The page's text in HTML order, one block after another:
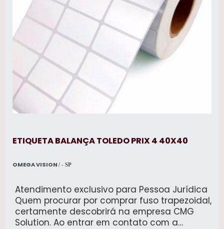
ETIQUETA BALANÇA TOLEDO PRIX 4 40X40
OMEGA VISION / - SP
Atendimento exclusivo para Pessoa Jurídica
Quem procurar por comprar fuso trapezoidal,
certamente descobrirá na empresa CMG
Solution. Ao entrar em contato com a